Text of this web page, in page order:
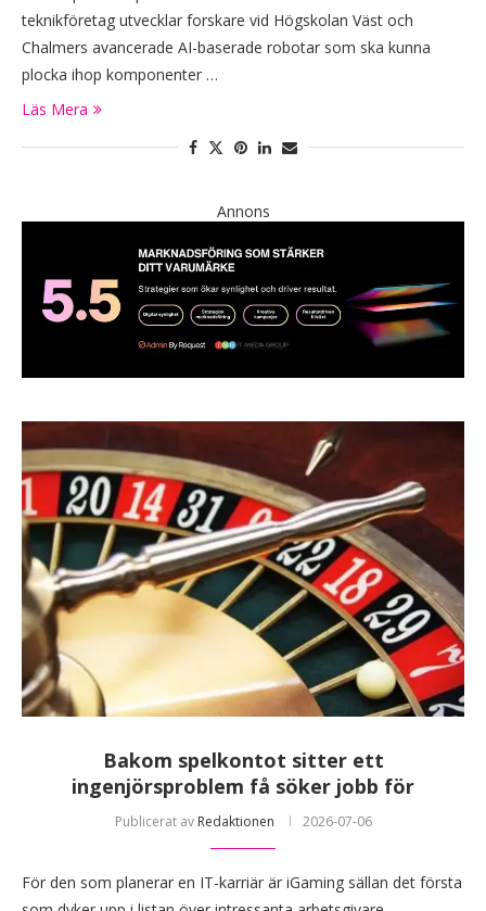
teknikföretag utvecklar forskare vid Högskolan Väst och
Chalmers avancerade AI-baserade robotar som ska kunna
plocka ihop komponenter …
Läs Mera
Annons
Bakom spelkontot sitter ett
ingenjörsproblem få söker jobb för
Publicerat av Redaktionen 2026-07-06
För den som planerar en IT-karriär är iGaming sällan det första